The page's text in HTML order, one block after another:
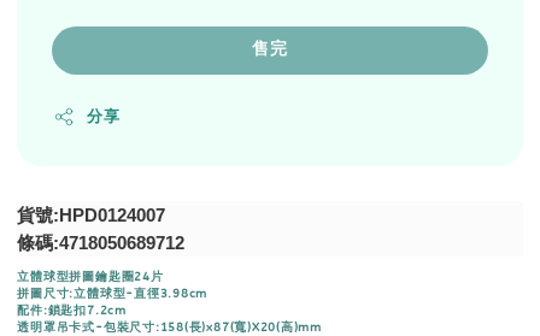
售完
分享
貨號:HPD0124007
條碼:4718050689712
立體球型拼圖鑰匙圈24片
拼圖尺寸:立體球型-直徑3.98cm
配件:鎖匙扣7.2cm
透明罩吊卡式-包裝尺寸:158(長)x87(寬)X20(高)mm